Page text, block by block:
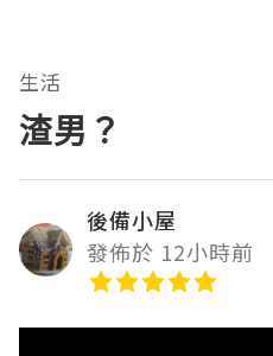
生活
渣男？
後備小屋
發佈於 12小時前